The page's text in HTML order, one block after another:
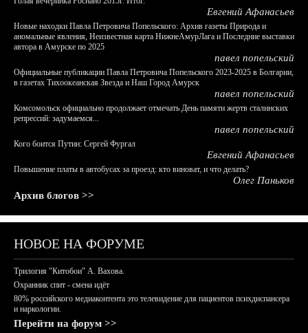
Евгений Афанасьев
Новые находки Павла Петровича Попельского: Архив газеты Природа и
аномальные явления, Неизвестная карта НижнеАмурЛага и Последние выставки
автора в Амурске по 2025
павел попельский
Официальные публикации Павла Петровича Попельского 2023-2025 в Болгарии,
в газетах Тихоокеанская Звезда и Наш Город Амурск
павел попельский
Комсомольск официально продолжает отмечать День памяти жертв сталинских
репрессий: задумаемся...
павел попельский
Кого боится Путин: Сергей Фургал
Евгений Афанасьев
Повышение платы в автобусах за проезд: кто виноват, и что делать?
Олег Паньков
Архив блогов >>
НОВОЕ НА ФОРУМЕ
Трилогия "Китобои" А. Вахова.
Охранник спит - смена идёт
80% российского медиаконтента это телевидение для пациентов психдиспансера
и наркологии.
Перейти на форум >>